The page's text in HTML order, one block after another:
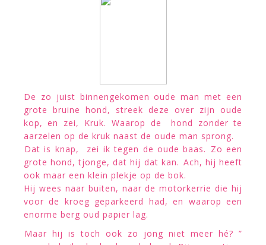
De zo juist binnengekomen oude man met een
grote bruine hond, streek deze over zijn oude
kop, en zei, Kruk. Waarop de hond zonder te
aarzelen op de kruk naast de oude man sprong.
Dat is knap,  zei ik tegen de oude baas. Zo een
grote hond, tjonge, dat hij dat kan. Ach, hij heeft
ook maar een klein plekje op de bok.
Hij wees naar buiten, naar de motorkerrie die hij
voor de kroeg geparkeerd had, en waarop een
enorme berg oud papier lag.
Maar hij is toch ook zo jong niet meer hé? ”